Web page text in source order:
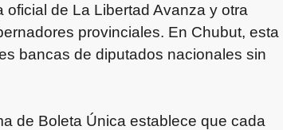
de La Libertad Avanza y otra
provinciales. En Chubut, esta
bancas de diputados nacionales sin
de Boleta Única establece que cada